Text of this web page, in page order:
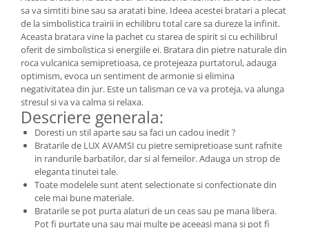
sa va simtiti bine sau sa aratati bine. Ideea acestei bratari a plecat
de la simbolistica trairii in echilibru total care sa dureze la infinit.
Aceasta bratara vine la pachet cu starea de spirit si cu echilibrul
oferit de simbolistica si energiile ei. Bratara din pietre naturale din
roca vulcanica semipretioasa, ce protejeaza purtatorul, adauga
optimism, evoca un sentiment de armonie si elimina
negativitatea din jur. Este un talisman ce va va proteja, va alunga
stresul si va va calma si relaxa.
Descriere generala:
Doresti un stil aparte sau sa faci un cadou inedit ?
Bratarile de LUX AVAMSI cu pietre semipretioase sunt rafnite
in randurile barbatilor, dar si al femeilor. Adauga un strop de
eleganta tinutei tale.
Toate modelele sunt atent selectionate si confectionate din
cele mai bune materiale.
Bratarile se pot purta alaturi de un ceas sau pe mana libera.
Pot fi purtate una sau mai multe pe aceeasi mana si pot fi